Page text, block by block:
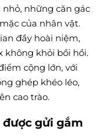
những căn gác
của nhân vật.
đầy hoài niệm,
không khỏi bồi hồi.
cộng lớn, với
ghép khéo léo,
cao trào.
gửi gắm